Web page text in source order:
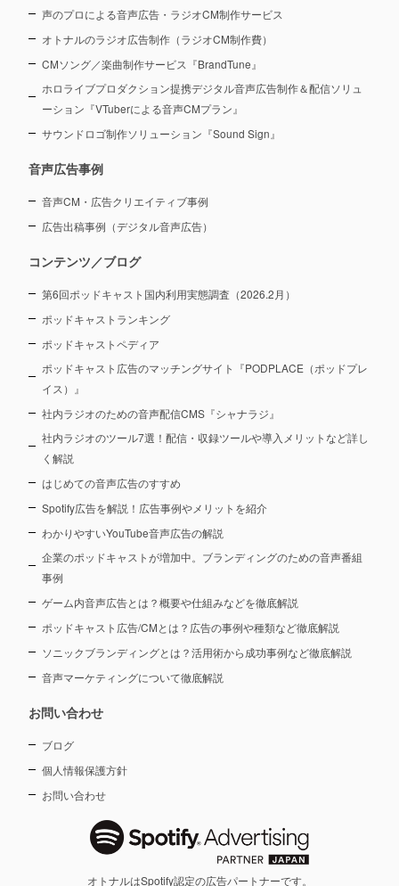
声のプロによる音声広告・ラジオCM制作サービス
オトナルのラジオ広告制作（ラジオCM制作費）
CMソング／楽曲制作サービス『BrandTune』
ホロライブプロダクション提携デジタル音声広告制作＆配信ソリュ
ーション 『VTuberによる音声CMプラン』
サウンドロゴ制作ソリューション『Sound Sign』
音声広告事例
音声CM・広告クリエイティブ事例
広告出稿事例（デジタル音声広告）
コンテンツ／ブログ
第6回ポッドキャスト国内利用実態調査（2026.2月）
ポッドキャストランキング
ポッドキャストペディア
ポッドキャスト広告のマッチングサイト『PODPLACE（ポッドプレ
イス）』
社内ラジオのための音声配信CMS『シャナラジ』
社内ラジオのツール7選！配信・収録ツールや導入メリットなど詳し
く解説
はじめての音声広告のすすめ
Spotify広告を解説！広告事例やメリットを紹介
わかりやすいYouTube音声広告の解説
企業のポッドキャストが増加中。ブランディングのための音声番組
事例
ゲーム内音声広告とは？概要や仕組みなどを徹底解説
ポッドキャスト広告/CMとは？広告の事例や種類など徹底解説
ソニックブランディングとは？活用術から成功事例など徹底解説
音声マーケティングについて徹底解説
お問い合わせ
ブログ
個人情報保護方針
お問い合わせ
オトナルはSpotify認定の広告パートナーです。